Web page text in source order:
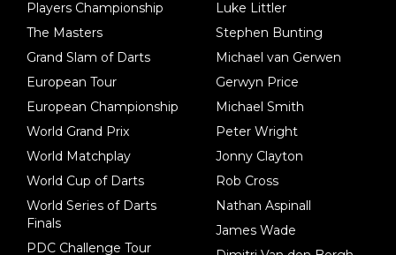
Players Championship
The Masters
Grand Slam of Darts
European Tour
European Championship
World Grand Prix
World Matchplay
World Cup of Darts
World Series of Darts
Finals
PDC Challenge Tour
Luke Littler
Stephen Bunting
Michael van Gerwen
Gerwyn Price
Michael Smith
Peter Wright
Jonny Clayton
Rob Cross
Nathan Aspinall
James Wade